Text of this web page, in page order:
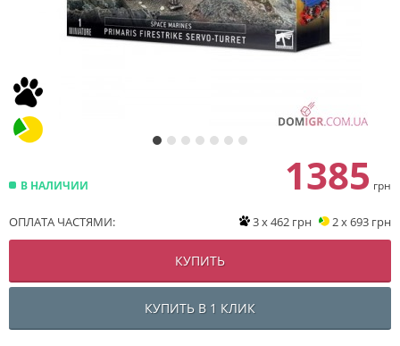
В НАЛИЧИИ 1385 грн
ОПЛАТА ЧАСТЯМИ: 3 x 462 грн 2 x 693 грн
КУПИТЬ
КУПИТЬ В 1 КЛИК